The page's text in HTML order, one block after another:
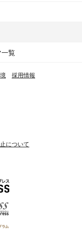
一覧
採用情報
について